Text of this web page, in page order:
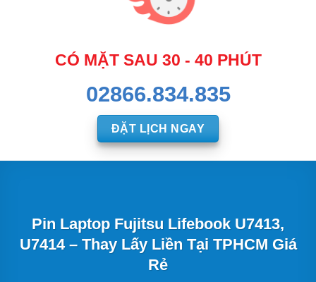
CÓ MẶT SAU 30 - 40 PHÚT
02866.834.835
ĐẶT LỊCH NGAY
Pin Laptop Fujitsu Lifebook U7413,
U7414 – Thay Lấy Liền Tại TPHCM Giá
Rẻ